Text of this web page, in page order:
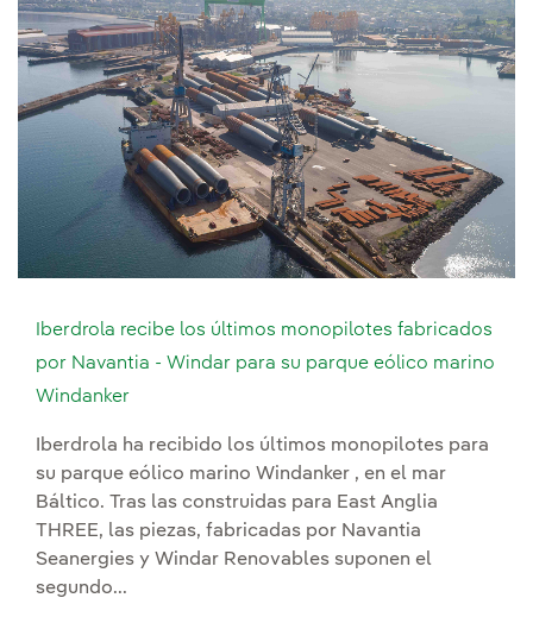
Iberdrola recibe los últimos monopilotes fabricados
por Navantia - Windar para su parque eólico marino
Windanker
Iberdrola ha recibido los últimos monopilotes para
su parque eólico marino Windanker , en el mar
Báltico. Tras las construidas para East Anglia
THREE, las piezas, fabricadas por Navantia
Seanergies y Windar Renovables suponen el
segundo...